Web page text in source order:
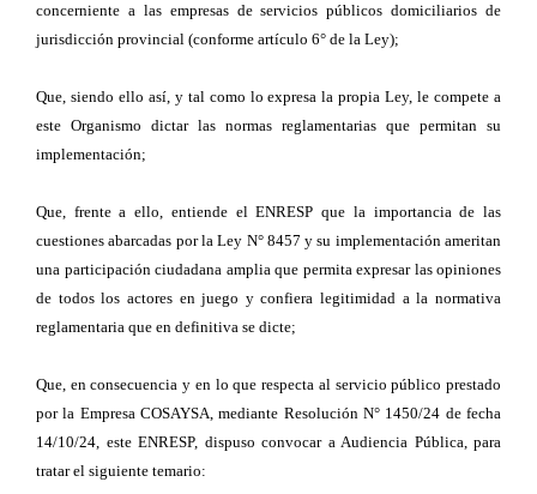
concerniente a las empresas de servicios públicos domiciliarios de
jurisdicción provincial (conforme artículo 6° de la Ley);
Que, siendo ello así, y tal como lo expresa la propia Ley, le compete a
este Organismo dictar las normas reglamentarias que permitan su
implementación;
Que, frente a ello, entiende el ENRESP que la importancia de las
cuestiones abarcadas por la Ley N° 8457 y su implementación ameritan
una participación ciudadana amplia que permita expresar las opiniones
de todos los actores en juego y confiera legitimidad a la normativa
reglamentaria que en definitiva se dicte;
Que, en consecuencia y en lo que respecta al servicio público prestado
por la Empresa COSAYSA, mediante Resolución N° 1450/24 de fecha
14/10/24, este ENRESP, dispuso convocar a Audiencia Pública, para
tratar el siguiente temario: